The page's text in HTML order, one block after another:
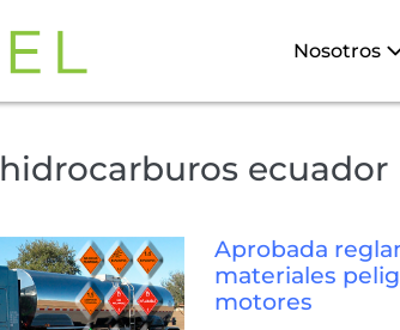
Nosotros
hidrocarburos ecuador
Aprobada
materiales
motores